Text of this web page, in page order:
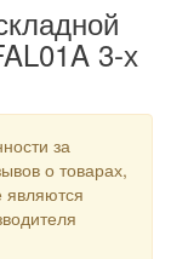
3-х
за
о товарах,
являются